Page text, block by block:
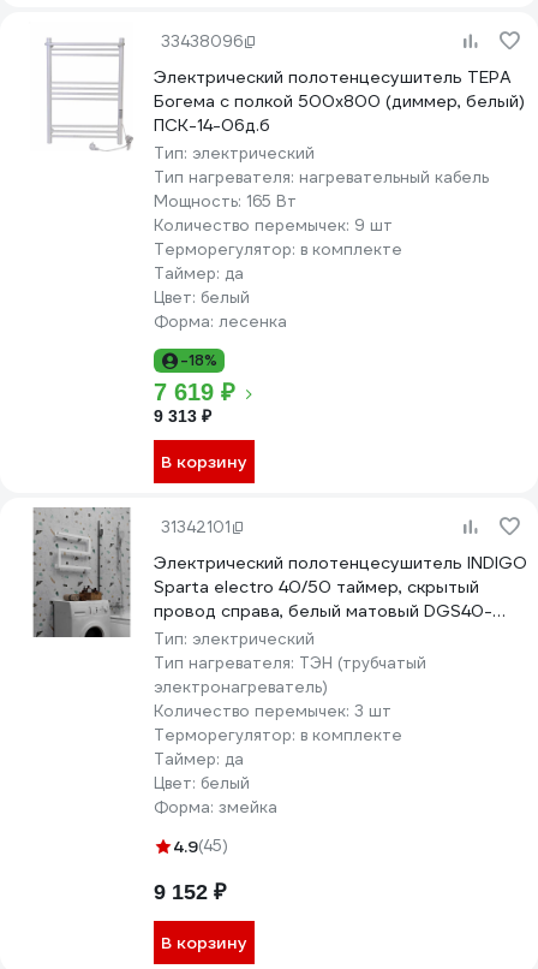
33438096
Электрический полотенцесушитель ТЕРА
Богема с полкой 500x800 (диммер, белый)
ПСК-14-06д.б
Тип: электрический
Тип нагревателя: нагревательный кабель
Мощность: 165 Вт
Количество перемычек: 9 шт
Терморегулятор: в комплекте
Таймер: да
Цвет: белый
Форма: лесенка
-18%
7 619 ₽
9 313 ₽
В корзину
31342101
Электрический полотенцесушитель INDIGO
Sparta electro 40/50 таймер, скрытый
провод справа, белый матовый DGS40-
50WMRt
Тип: электрический
Тип нагревателя: ТЭН (трубчатый
электронагреватель)
Количество перемычек: 3 шт
Терморегулятор: в комплекте
Таймер: да
Цвет: белый
Форма: змейка
4.9(45)
9 152 ₽
В корзину